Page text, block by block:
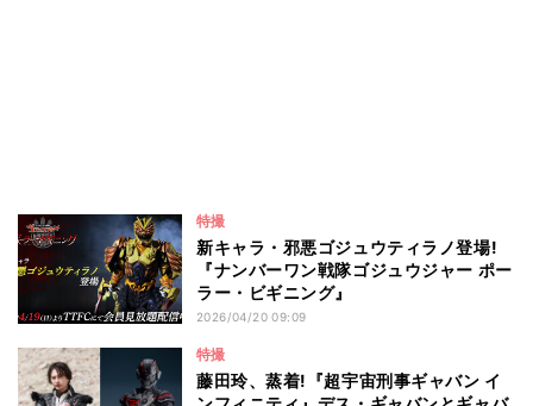
特撮
新キャラ・邪悪ゴジュウティラノ登場!
『ナンバーワン戦隊ゴジュウジャー ポー
ラー・ビギニング』
2026/04/20 09:09
特撮
藤田玲、蒸着!『超宇宙刑事ギャバン イ